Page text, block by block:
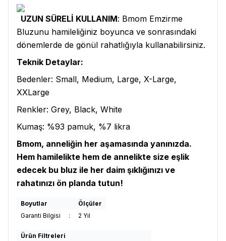
UZUN SÜRELİ KULLANIM: Bmom Emzirme
Bluzunu hamileliğiniz boyunca ve sonrasındaki
dönemlerde de gönül rahatlığıyla kullanabilirsiniz.
Teknik Detaylar:
Bedenler: Small, Medium, Large, X-Large,
XXLarge
Renkler: Grey, Black, White
Kumaş: %93 pamuk, %7 likra
Bmom, anneliğin her aşamasında yanınızda.
Hem hamilelikte hem de annelikte size eşlik
edecek bu bluz ile her daim şıklığınızı ve
rahatınızı ön planda tutun!
Boyutlar
Ölçüler
Garanti Bilgisi
: 2 Yıl
Ürün Filtreleri